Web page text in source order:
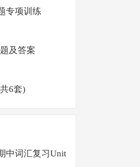
专项训练
及答案
6套)
中词汇复习Unit1-Unit3